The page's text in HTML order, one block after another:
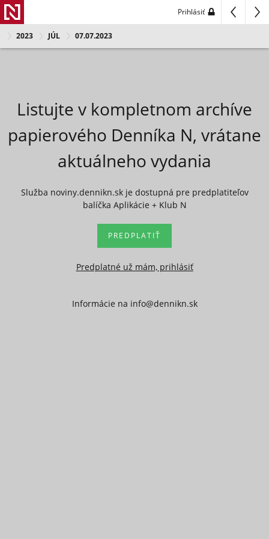
Prihlásiť
2023 JÚL 07.07.2023
Listujte v kompletnom archíve
papierového Denníka N, vrátane
aktuálneho vydania
Služba noviny.dennikn.sk je dostupná pre predplatiteľov
balíčka Aplikácie + Klub N
PREDPLATIŤ
Predplatné už mám, prihlásiť
Informácie na info@dennikn.sk